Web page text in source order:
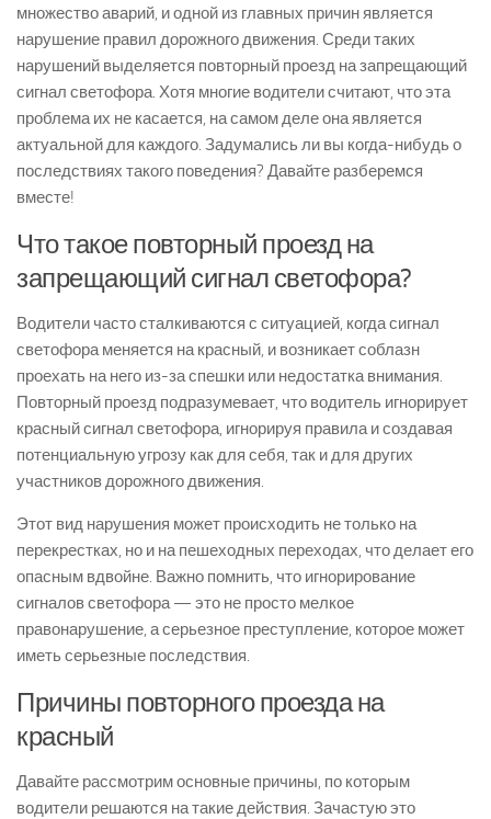
множество аварий, и одной из главных причин является
нарушение правил дорожного движения. Среди таких
нарушений выделяется повторный проезд на запрещающий
сигнал светофора. Хотя многие водители считают, что эта
проблема их не касается, на самом деле она является
актуальной для каждого. Задумались ли вы когда-нибудь о
последствиях такого поведения? Давайте разберемся
вместе!
Что такое повторный проезд на
запрещающий сигнал светофора?
Водители часто сталкиваются с ситуацией, когда сигнал
светофора меняется на красный, и возникает соблазн
проехать на него из-за спешки или недостатка внимания.
Повторный проезд подразумевает, что водитель игнорирует
красный сигнал светофора, игнорируя правила и создавая
потенциальную угрозу как для себя, так и для других
участников дорожного движения.
Этот вид нарушения может происходить не только на
перекрестках, но и на пешеходных переходах, что делает его
опасным вдвойне. Важно помнить, что игнорирование
сигналов светофора — это не просто мелкое
правонарушение, а серьезное преступление, которое может
иметь серьезные последствия.
Причины повторного проезда на
красный
Давайте рассмотрим основные причины, по которым
водители решаются на такие действия. Зачастую это